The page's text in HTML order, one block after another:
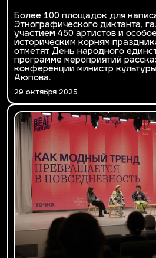
Более 100 площадок для
Этнографического диктанта,
участием 450 артистов и
историческим корням
отметят День народного
программе мероприятий
конференции министр
Аюпова.
29 октября 2025